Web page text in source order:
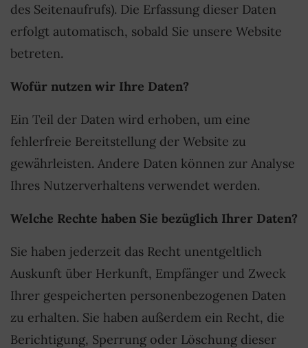
des Seitenaufrufs). Die Erfassung dieser Daten
erfolgt automatisch, sobald Sie unsere Website
betreten.
Wofür nutzen wir Ihre Daten?
Ein Teil der Daten wird erhoben, um eine
fehlerfreie Bereitstellung der Website zu
gewährleisten. Andere Daten können zur Analyse
Ihres Nutzerverhaltens verwendet werden.
Welche Rechte haben Sie bezüglich Ihrer Daten?
Sie haben jederzeit das Recht unentgeltlich
Auskunft über Herkunft, Empfänger und Zweck
Ihrer gespeicherten personenbezogenen Daten
zu erhalten. Sie haben außerdem ein Recht, die
Berichtigung, Sperrung oder Löschung dieser